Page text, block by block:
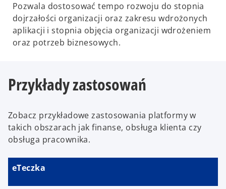
Pozwala dostosować tempo rozwoju do stopnia
dojrzałości organizacji oraz zakresu wdrożonych
aplikacji i stopnia objęcia organizacji wdrożeniem
oraz potrzeb biznesowych.
Przykłady zastosowań
Zobacz przykładowe zastosowania platformy w
takich obszarach jak finanse, obsługa klienta czy
obsługa pracownika.
eTeczka